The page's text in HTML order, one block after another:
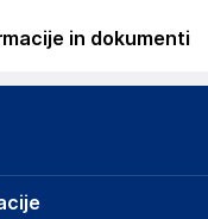
in dokumenti